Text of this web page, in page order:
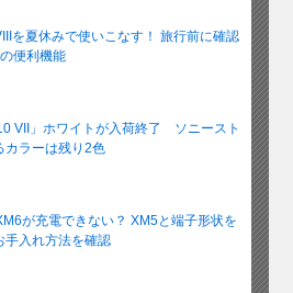
を夏休みで使いこなす！ 旅行前に確認
便利機能
VII」ホワイトが入荷終了 ソニースト
カラーは残り2色
が充電できない？ XM5と端子形状を
手入れ方法を確認